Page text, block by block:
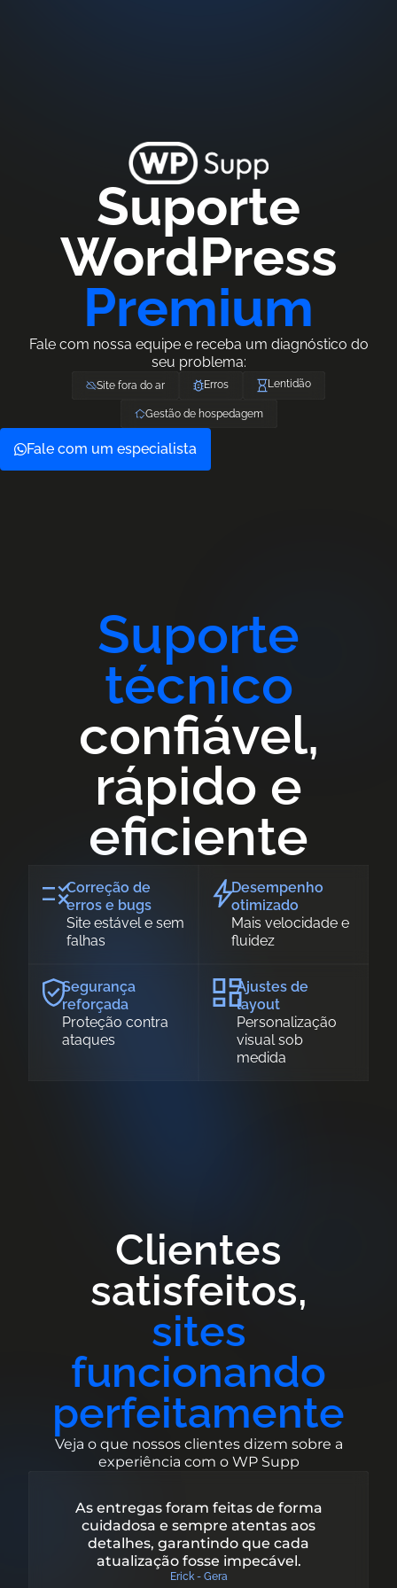
Suporte
WordPress
Premium
Fale com nossa equipe e receba um diagnóstico do
seu problema:
Site fora do ar Erros Lentidão
Gestão de hospedagem
Fale com um especialista
Suporte
técnico
confiável,
rápido e
eficiente
Correção de
erros e bugs
Site estável e sem
falhas
Desempenho
otimizado
Mais velocidade e
fluidez
Segurança
reforçada
Proteção contra
ataques
Ajustes de
layout
Personalização
visual sob
medida
Clientes
satisfeitos,
sites
funcionando
perfeitamente
Veja o que nossos clientes dizem sobre a
experiência com o WP Supp
As entregas foram feitas de forma
cuidadosa e sempre atentas aos
detalhes, garantindo que cada
atualização fosse impecável.
Erick - Gera